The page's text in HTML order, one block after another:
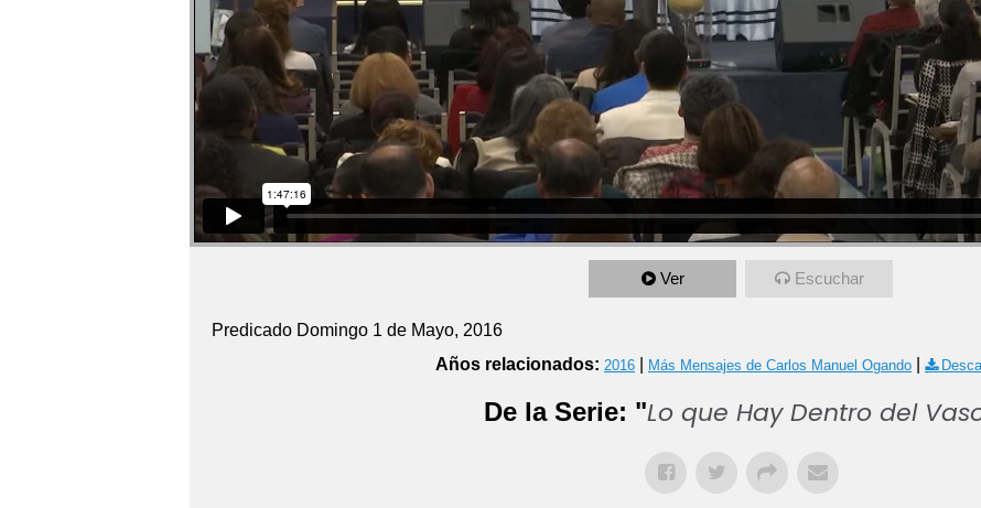
Ver Escuchar
Predicado Domingo 1 de Mayo, 2016
Años relacionados: 2016 Más Mensajes de Carlos Manuel Ogando
De la Serie: "Lo que Hay Dentro del